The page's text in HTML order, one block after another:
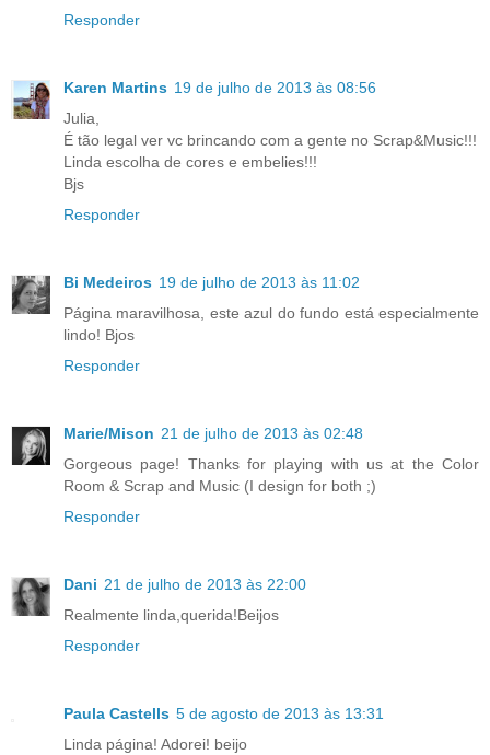
Responder
Karen Martins 19 de julho de 2013 às 08:56
Julia,
É tão legal ver vc brincando com a gente no Scrap&Music!!!
Linda escolha de cores e embelies!!!
Bjs
Responder
Bi Medeiros 19 de julho de 2013 às 11:02
Página maravilhosa, este azul do fundo está especialmente
lindo! Bjos
Responder
Marie/Mison 21 de julho de 2013 às 02:48
Gorgeous page! Thanks for playing with us at the Color
Room & Scrap and Music (I design for both ;)
Responder
Dani 21 de julho de 2013 às 22:00
Realmente linda,querida!Beijos
Responder
Paula Castells 5 de agosto de 2013 às 13:31
Linda página! Adorei! beijo